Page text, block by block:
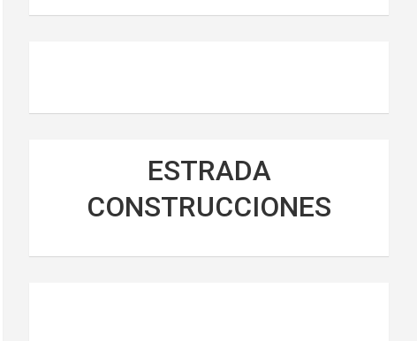
ESTRADA
CONSTRUCCIONES